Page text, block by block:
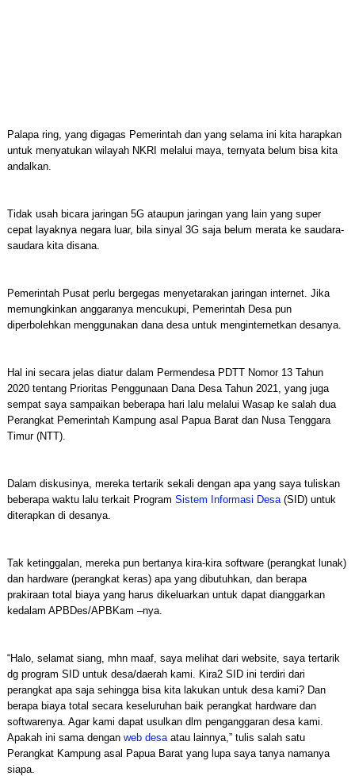
Palapa ring, yang digagas Pemerintah dan yang selama ini kita harapkan
untuk menyatukan wilayah NKRI melalui maya, ternyata belum bisa kita
andalkan.
Tidak usah bicara jaringan 5G ataupun jaringan yang lain yang super
cepat layaknya negara luar, bila sinyal 3G saja belum merata ke saudara-
saudara kita disana.
Pemerintah Pusat perlu bergegas menyetarakan jaringan internet. Jika
memungkinkan anggaranya mencukupi, Pemerintah Desa pun
diperbolehkan menggunakan dana desa untuk menginternetkan desanya.
Hal ini secara jelas diatur dalam Permendesa PDTT Nomor 13 Tahun
2020 tentang Prioritas Penggunaan Dana Desa Tahun 2021, yang juga
sempat saya sampaikan beberapa hari lalu melalui Wasap ke salah dua
Perangkat Pemerintah Kampung asal Papua Barat dan Nusa Tenggara
Timur (NTT).
Dalam diskusinya, mereka tertarik sekali dengan apa yang saya tuliskan
beberapa waktu lalu terkait Program Sistem Informasi Desa(SID) untuk
diterapkan di desanya.
Tak ketinggalan, mereka pun bertanya kira-kira software (perangkat lunak)
dan hardware (perangkat keras) apa yang dibutuhkan, dan berapa
prakiraan total biaya yang harus dikeluarkan untuk dapat dianggarkan
kedalam APBDes/APBKam –nya.
“Halo, selamat siang, mhn maaf, saya melihat dari website, saya tertarik
dg program SID untuk desa/daerah kami. Kira2 SID ini terdiri dari
perangkat apa saja sehingga bisa kita lakukan untuk desa kami? Dan
berapa biaya total secara keseluruhan baik perangkat hardware dan
softwarenya. Agar kami dapat usulkan dlm penganggaran desa kami.
Apakah ini sama dengan web desaatau lainnya,” tulis salah satu
Perangkat Kampung asal Papua Barat yang lupa saya tanya namanya
siapa.